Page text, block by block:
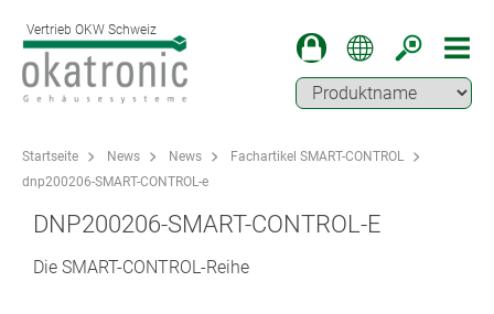
Vertrieb OKW Schweiz
Startseite News News
Fachartikel SMART-CONTROL
dnp200206-SMART-CONTROL-e
DNP200206-SMART-CONTROL-E
Die SMART-CONTROL-Reihe